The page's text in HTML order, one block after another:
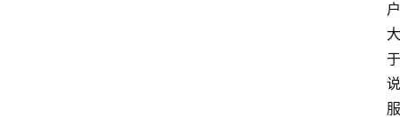
户
大
于
说
服